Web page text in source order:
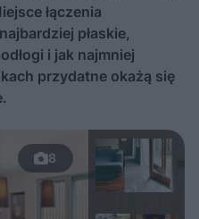
łączenia
płaskie,
i jak najmniej
przydatne okażą się
8